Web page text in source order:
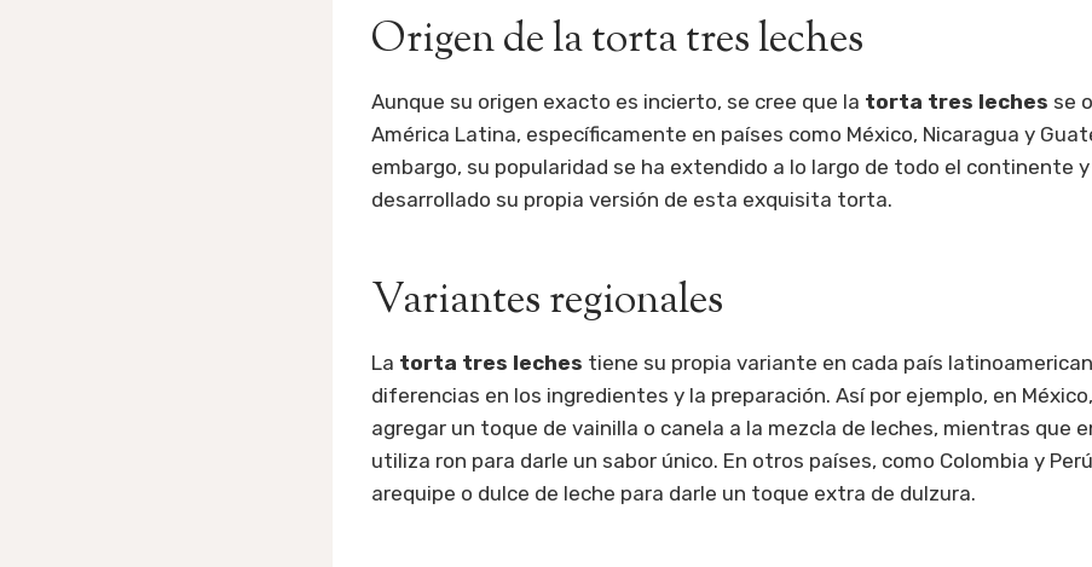
Origen de la torta tres leches
Aunque su origen exacto es incierto, se cree que la torta tres leches se
América Latina, específicamente en países como México, Nicaragua y
embargo, su popularidad se ha extendido a lo largo de todo el continente
desarrollado su propia versión de esta exquisita torta.
Variantes regionales
La torta tres leches tiene su propia variante en cada país
diferencias en los ingredientes y la preparación. Así por ejemplo, en
agregar un toque de vainilla o canela a la mezcla de leches, mientras que
utiliza ron para darle un sabor único. En otros países, como Colombia y
arequipe o dulce de leche para darle un toque extra de dulzura.